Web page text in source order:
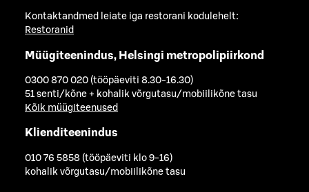
Kontaktandmed leiate iga restorani kodulehelt:
Restoranid
Müügiteenindus, Helsingi metropolipiirkond
0300 870 020 (tööpäeviti 8.30-16.30)
51 senti/kõne + kohalik võrgutasu/mobiilikõne tasu
Kõik müügiteenused
Klienditeenindus
010 76 5858 (tööpäeviti klo 9-16)
kohalik võrgutasu/mobiilikõne tasu